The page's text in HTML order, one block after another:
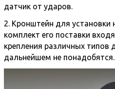
датчик от ударов.
2. Кронштейн для установки
комплект его поставки
крепления различных типов
дальнейшем не понадобятся.